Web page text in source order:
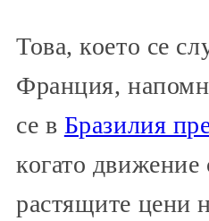
Това, което се
Франция,
се в Бразилия
когато
растящите цени